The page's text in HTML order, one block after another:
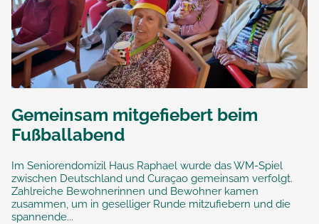
Gemeinsam mitgefiebert beim
Fußballabend
Im Seniorendomizil Haus Raphael wurde das WM-Spiel
zwischen Deutschland und Curaçao gemeinsam verfolgt.
Zahlreiche Bewohnerinnen und Bewohner kamen
zusammen, um in geselliger Runde mitzufiebern und die
spannende...